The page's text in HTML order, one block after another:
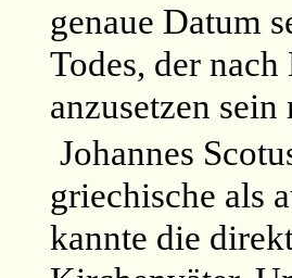
genaue Datum
Todes, der
anzusetzen sein
Johannes
griechische als
kannte die